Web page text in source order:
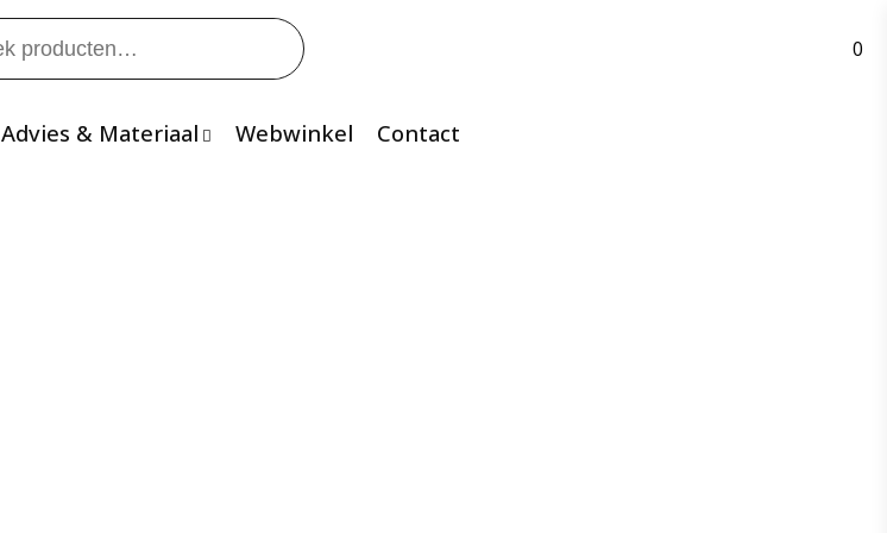
Advies & Materiaal Webwinkel Contact
0